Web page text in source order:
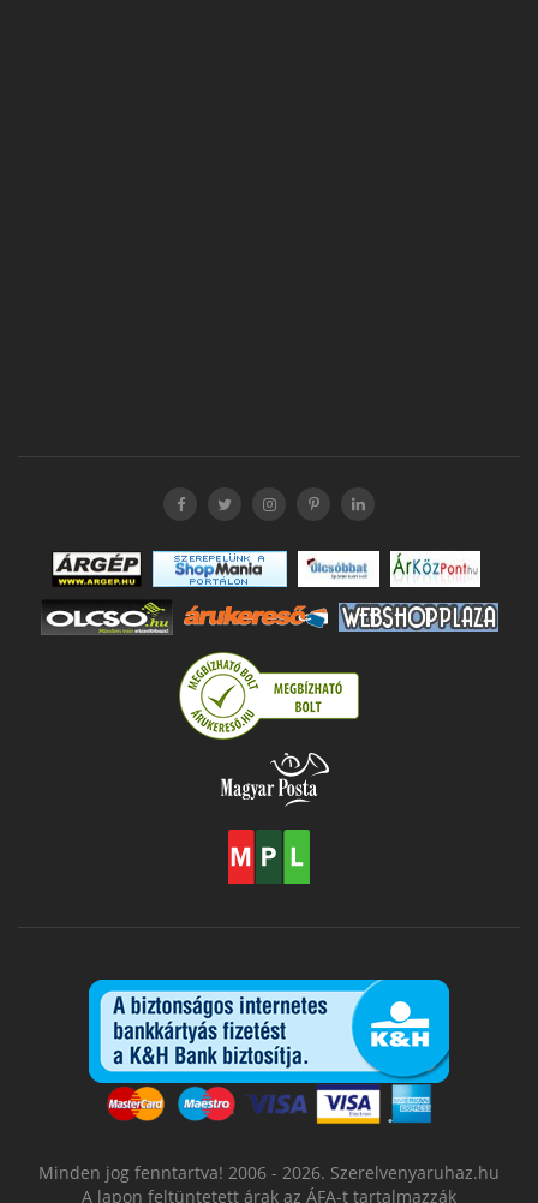
Minden jog fenntartva! 2006 - 2026. Szerelvenyaruhaz.hu
A lapon feltüntetett árak az ÁFA-t tartalmazzák